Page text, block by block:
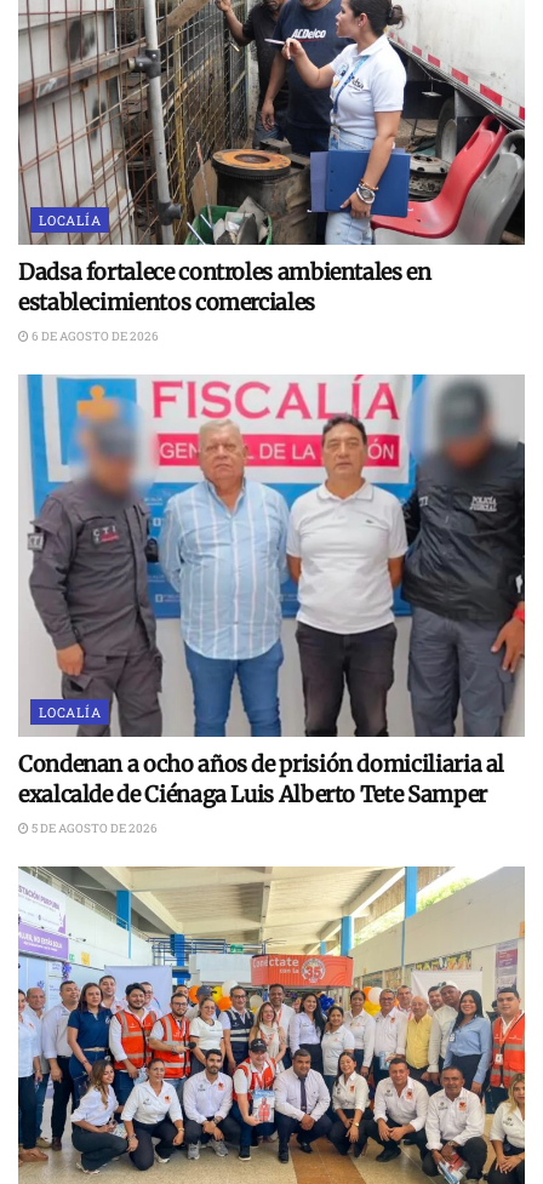
LOCALÍA
Dadsa fortalece controles ambientales en
establecimientos comerciales
6 DE AGOSTO DE 2026
LOCALÍA
Condenan a ocho años de prisión domiciliaria al
exalcalde de Ciénaga Luis Alberto Tete Samper
5 DE AGOSTO DE 2026